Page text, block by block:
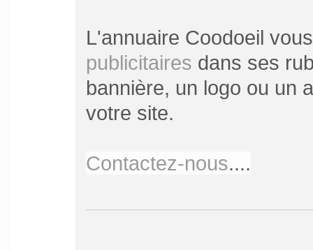
L'annuaire Coodoeil
publicitaires dans ses
bannière, un logo ou un
votre site.
Contactez-nous....